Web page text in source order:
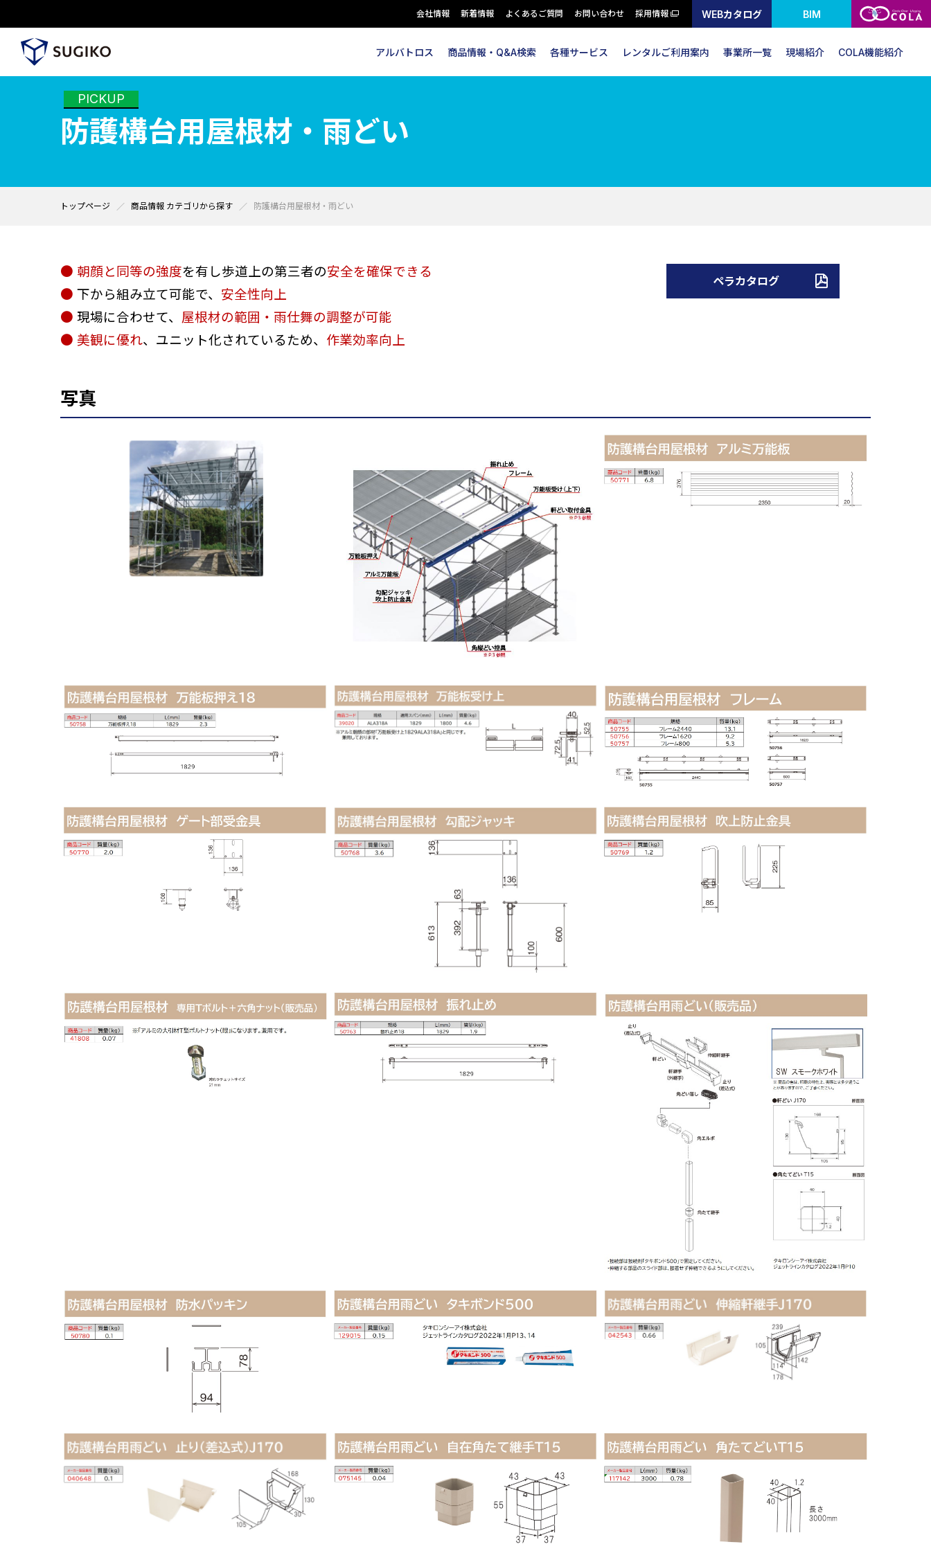
会社情報 新着情報 よくあるご質問 お問い合わせ 採用情報 WEBカタログ BIM
アルバトロス 商品情報・Q&A検索 各種サービス レンタルご利用案内 事業所一覧 現場紹介 COLA機能紹介
防護構台用屋根材・雨どい
PICKUP
トップページ 商品情報 カテゴリから探す 防護構台用屋根材・雨どい
● 朝顔と同等の強度を有し歩道上の第三者の安全を確保できる
● 下から組み立て可能で、 安全性向上
● 現場に合わせて、 屋根材の範囲・雨仕舞の調整が可能
● 美観に優れ、ユニット化されているため、 作業効率向上
ペラカタログ
写真